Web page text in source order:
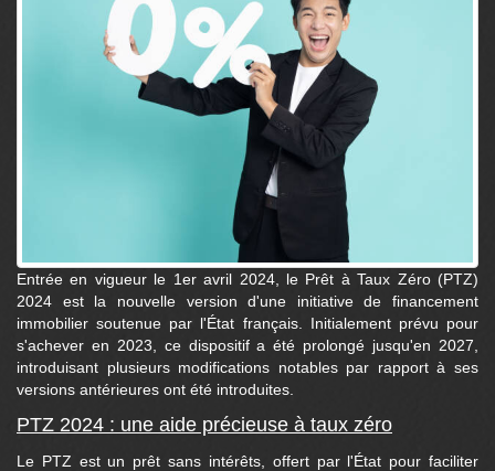
Entrée en vigueur le 1er avril 2024, le Prêt à Taux Zéro (PTZ)
2024 est la nouvelle version d'une initiative de financement
immobilier soutenue par l'État français. Initialement prévu pour
s'achever en 2023, ce dispositif a été prolongé jusqu'en 2027,
introduisant plusieurs modifications notables par rapport à ses
versions antérieures ont été introduites.
PTZ 2024 : une aide précieuse à taux zéro
Le PTZ est un prêt sans intérêts, offert par l'État pour faciliter